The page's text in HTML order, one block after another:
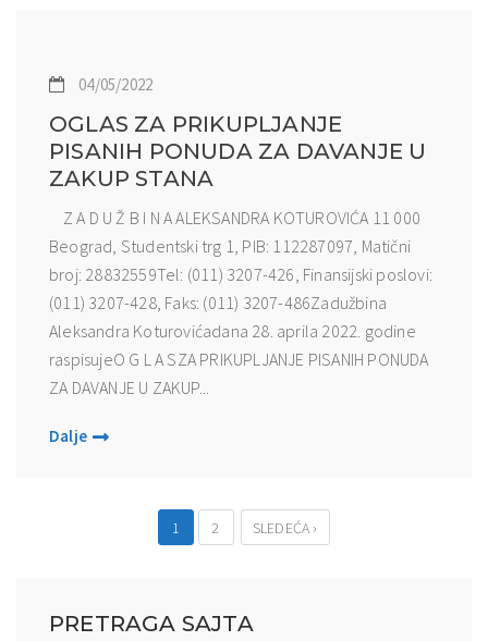
04/05/2022
OGLAS ZA PRIKUPLJANJE
PISANIH PONUDA ZA DAVANJE U
ZAKUP STANA
Z A D U Ž B I N A ALEKSANDRA KOTUROVIĆA 11 000
Beograd, Studentski trg 1, PIB: 112287097, Matični
broj: 28832559Tel: (011) 3207-426, Finansijski poslovi:
(011) 3207-428, Faks: (011) 3207-486Zadužbina
Aleksandra Koturovićadana 28. aprila 2022. godine
raspisujeO G L A SZA PRIKUPLJANJE PISANIH PONUDA
ZA DAVANJE U ZAKUP...
Dalje
1 2 SLEDEĆA ›
PRETRAGA SAJTA